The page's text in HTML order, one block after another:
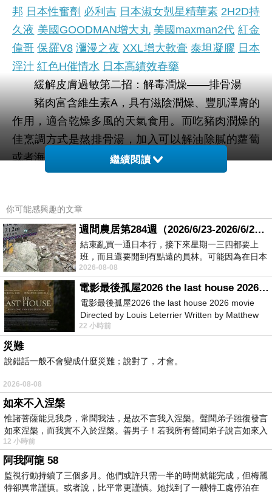
邦 日本性奮劑 必利吉 日本淑女剋星精華素 2H2D持
久液 美國GOODMAN增大丸 美國maxman2代 紅金
偉哥 保羅V8 瀰漫之夜 XXL增大軟膏 泰坦凝膠 日本
淫汁 紅色H催情水 日本高績效春藥
緩解皮膚過敏第二招：解毒潤燥——排骨湯
豬肉富含維生素A，具有滋陰潤燥、豐肌澤膚的
作用，適合乾燥多風的天氣食用。而吃豬肉潤燥的
佳烹調方式是熬排骨湯，加入可以解油除膩的蘿蔔
或者海帶，能減少膽固醇的攝入。
日本藤素ptt 屈臣氏日本藤素 藤素藥局 日本藤素官
裡買 日本藤素評價
用 日本藤素屈臣氏 日本藤素成分 日本藤素功效 日
本藤素假藥 日本藤素代購 日本藤素實體店面 日本
藤素價格
緩解皮膚過敏第三招：美膚補水——胡蘿蔔
胡蘿蔔富含β胡蘿蔔素，它可以在小腸內轉化成
維生素A。維生素A對皮膚的表皮層有保護作用，能
使人的皮膚柔潤、光澤、有彈性，因此又被稱為“美
容維生素”。飲食中如果缺乏維生素A，會引起皮膚
兩點注意事項：1.切碎、煮熟，才能使胡蘿蔔中的
營養素充分釋放出來。2.β胡蘿蔔素屬於脂溶性營養
素，所以，應該用油炒胡蘿蔔，或與其他含油脂類
食物同食。
繼續閱讀
你可能感興趣的文章
週間農居第284週（2026/6/23-2026/6/24) 夏至 金黃稻浪洋溢豐收喜悅
結束亂買一通日本行，接下來星期一三四都要上
班，而且還要開到有點遠的員林。可能因為在日本
花不少錢，星期一出門上班時，心裡沒有一
2026-08-08
電影最後孤屋2026 the last house 2026 movie
電影最後孤屋2026 the last house 2026 movie
Directed by Louis Leterrier Written by Matthew
Robinson Starring Greta Lee Wa
22 小時前
災難
說錯話一般不會變成什麼災難；說對了，才會。
2026-08-08
如來不入涅槃
惟諸菩薩能見我身，常聞我法，是故不言我入涅槃。聲聞弟子雖復發言
如來涅槃，而我實不入於涅槃。善男子！若我所有聲聞弟子說言如來入
12 小時前
阿我阿龍 58
監視行動持續了三個多月。他們或許只需一半的時間就能完成，但梅麗
特卻異常謹慎。或者說，比平常更謹慎。她找到了一艘特工處停泊在